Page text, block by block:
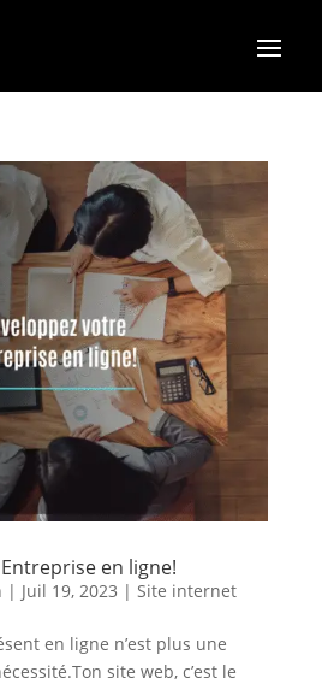
en ligne!
| Juil 19, 2023 | Site internet
en ligne n’est plus une
site web, c’est le